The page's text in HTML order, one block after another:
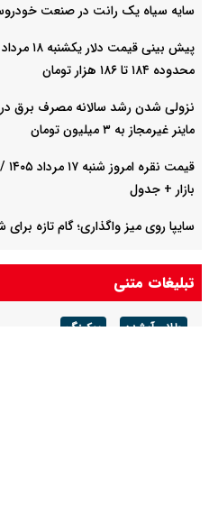
سایه سیاه یک رانت در صنعت
محدوده ۱۸۴ تا ۱۸۶ هزار تومان
نزولی شدن رشد سالانه مصرف برق
ماینر غیرمجاز به ۳ میلیون تومان
بازار + جدول
سایپا روی میز واگذاری؛ گام تازه
صادرات نفت عراق به دلیل بسته شدن تنگه هرمز ۷۵
تبلیغات متنی
طلای آبشده بوکینگ